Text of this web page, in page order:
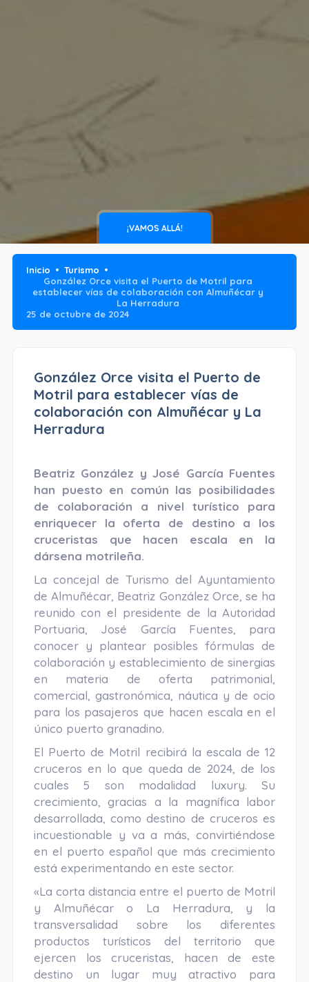
¡VAMOS ALLÁ!
Inicio
Turismo
González Orce visita el Puerto de Motril para
establecer vías de colaboración con Almuñécar y
La Herradura
25 de octubre de 2024
González Orce visita el Puerto de
Motril para establecer vías de
colaboración con Almuñécar y La
Herradura
Beatriz González y José García Fuentes
han puesto en común las posibilidades
de colaboración a nivel turístico para
enriquecer la oferta de destino a los
cruceristas que hacen escala en la
dársena motrileña.
La concejal de Turismo del Ayuntamiento
de Almuñécar, Beatriz González Orce, se ha
reunido con el presidente de la Autoridad
Portuaria, José García Fuentes, para
conocer y plantear posibles fórmulas de
colaboración y establecimiento de sinergias
en materia de oferta patrimonial,
comercial, gastronómica, náutica y de ocio
para los pasajeros que hacen escala en el
único puerto granadino.
El Puerto de Motril recibirá la escala de 12
cruceros en lo que queda de 2024, de los
cuales 5 son modalidad luxury. Su
crecimiento, gracias a la magnífica labor
desarrollada, como destino de cruceros es
incuestionable y va a más, convirtiéndose
en el puerto español que más crecimiento
está experimentando en este sector.
«La corta distancia entre el puerto de Motril
y Almuñécar o La Herradura, y la
transversalidad sobre los diferentes
productos turísticos del territorio que
ejercen los cruceristas, hacen de este
destino un lugar muy atractivo para